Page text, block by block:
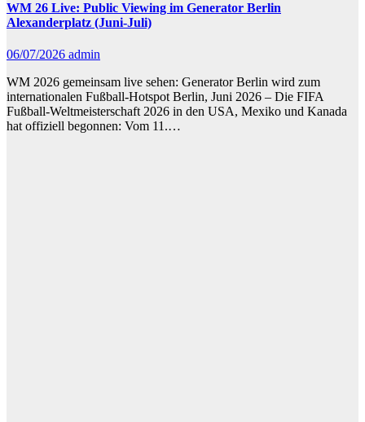
WM 26 Live: Public Viewing im Generator Berlin
Alexanderplatz (Juni-Juli)
06/07/2026 admin
WM 2026 gemeinsam live sehen: Generator Berlin wird zum
internationalen Fußball-Hotspot Berlin, Juni 2026 – Die FIFA
Fußball-Weltmeisterschaft 2026 in den USA, Mexiko und Kanada
hat offiziell begonnen: Vom 11.…